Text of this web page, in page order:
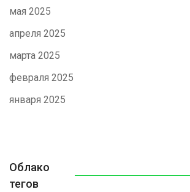
мая 2025
апреля 2025
марта 2025
февраля 2025
января 2025
Облако
тегов